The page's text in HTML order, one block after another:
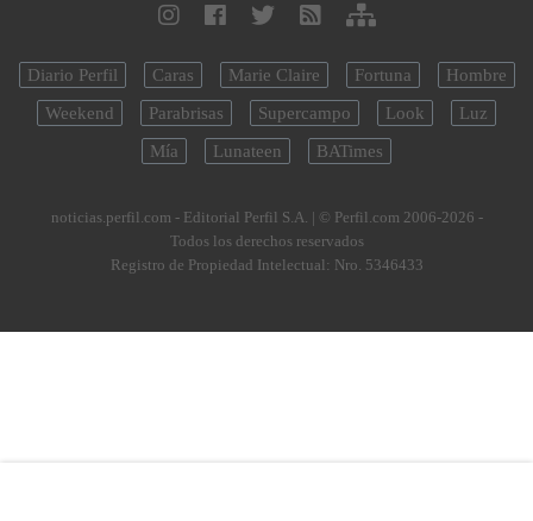
Diario Perfil Caras Marie Claire Fortuna
Hombre
Weekend
Parabrisas Supercampo Look
Luz
Mía
Lunateen BATimes
noticias.perfil.com - Editorial Perfil S.A. | © Perfil.com 2006-2026 -
Todos los derechos reservados
Registro de Propiedad Intelectual: Nro. 5346433